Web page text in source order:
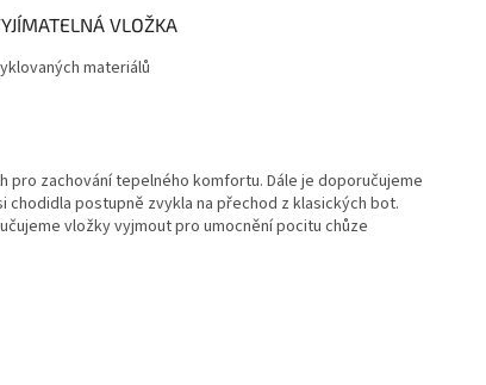
VLOŽKA
materiálů
pro zachování tepelného komfortu. Dále je doporučujeme
postupně zvykla na přechod z klasických bot.
vložky vyjmout pro umocnění pocitu chůze